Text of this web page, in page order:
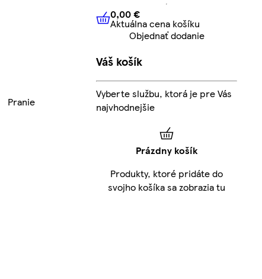
Pranie
0,00 € Aktuálna cena košíku
0,00 €
Aktuálna cena košíku
Objednať dodanie
Váš košík
Vyberte službu, ktorá je pre Vás
najvhodnejšie
Prázdny košík
Produkty, ktoré pridáte do
svojho košíka sa zobrazia tu